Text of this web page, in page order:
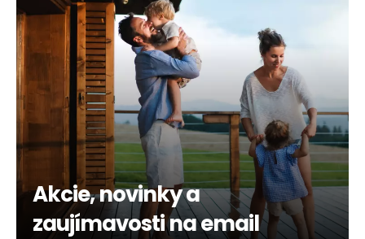
Akcie, novinky a
zaujímavosti na email